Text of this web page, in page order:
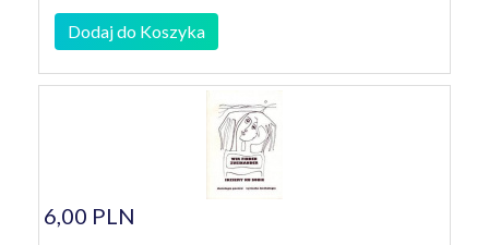
Dodaj do Koszyka
6,00 PLN